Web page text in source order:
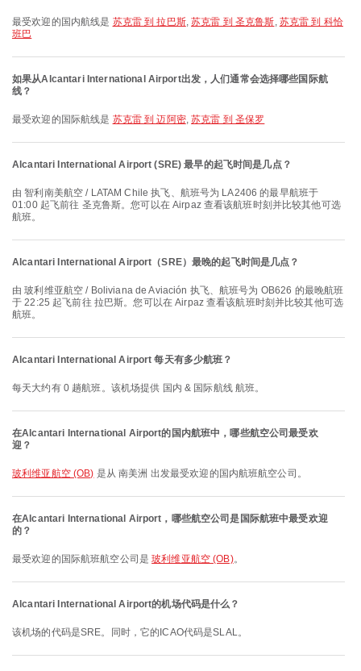
最受欢迎的国内航线是 苏克雷 到 拉巴斯,苏克雷 到 圣克鲁斯, 苏克雷 到 科恰
班巴
如果从Alcantari International Airport出发，人们通常会选择哪些国际航
线？
最受欢迎的国际航线是 苏克雷 到 迈阿密,苏克雷 到 圣保罗
Alcantari International Airport (SRE) 最早的起飞时间是几点？
由 智利南美航空 / LATAM Chile 执飞、航班号为 LA2406 的最早航班于
01:00 起飞前往 圣克鲁斯。您可以在 Airpaz 查看该航班时刻并比较其他可选
航班。
Alcantari International Airport（SRE）最晚的起飞时间是几点？
由 玻利维亚航空 / Boliviana de Aviación 执飞、航班号为 OB626 的最晚航班
于 22:25 起飞前往 拉巴斯。您可以在 Airpaz 查看该航班时刻并比较其他可选
航班。
Alcantari International Airport 每天有多少航班？
每天大约有 0 趟航班。该机场提供 国内 & 国际航线 航班。
在Alcantari International Airport的国内航班中，哪些航空公司最受欢
迎？
玻利维亚航空 (OB) 是从 南美洲 出发最受欢迎的国内航班航空公司。
在Alcantari International Airport，哪些航空公司是国际航班中最受欢迎
的？
最受欢迎的国际航班航空公司是玻利维亚航空 (OB)。
Alcantari International Airport的机场代码是什么？
该机场的代码是SRE。同时，它的ICAO代码是SLAL。